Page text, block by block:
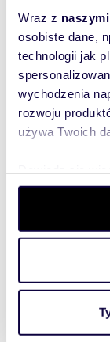
Wraz z
osobiste dane,
technologii jak
wychodzenia
rozwoju
używa Twoich
dane są
zmienić lub
i reklam, aby
korzystasz z
220m
2 990
dom
OFERUJĘ
220M2 Z